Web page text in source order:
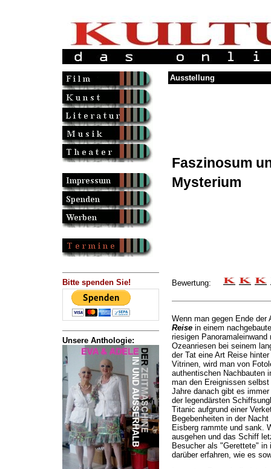
Bitte spenden Sie!
Unsere Anthologie:
Ausstellung
Faszinosum
Mysterium
Bewertung:
Wenn man gegen Ende der
Reisein einem
riesigen
Ozeanriesen bei seinem
der Tat eine Art Reise
Vitrinen, wird man von
authentischen Nachbauten
man den Ereignissen
Jahre danach gibt es
der legendärsten
Titanic aufgrund einer
Begebenheiten in der
Eisberg rammte und sank.
ausgehen und das Schiff
Besucher als "Gerettete" in
darüber erfahren, wie es